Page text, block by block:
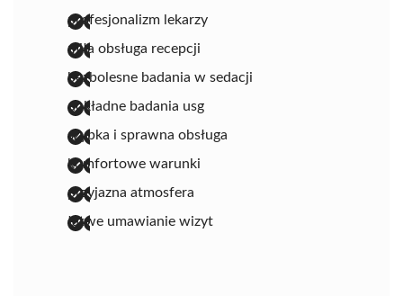
profesjonalizm lekarzy
miła obsługa recepcji
bezbolesne badania w sedacji
dokładne badania usg
szybka i sprawna obsługa
komfortowe warunki
przyjazna atmosfera
łatwe umawianie wizyt